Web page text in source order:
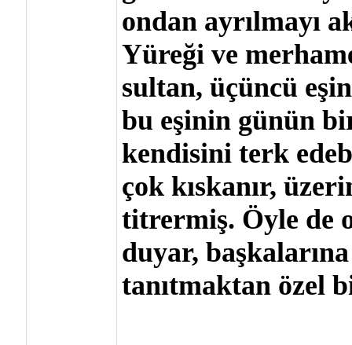
ondan ayrılmayı
Yüreği ve
sultan, üçüncü
bu eşinin günün
kendisini terk
çok kıskanır,
titrermiş. Öyle de
duyar, başkalarına
tanıtmaktan özel